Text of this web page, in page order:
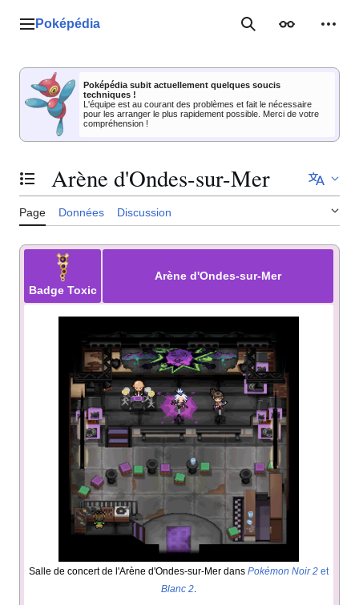
Menu principal
Poképédia RechercherApparence
Poképédia subit actuellement quelques soucis
techniques !
L'équipe est au courant des problèmes et fait le nécessaire
pour les arranger le plus rapidement possible. Merci de votre
compréhension !
Basculer la table des matières
Arène d'Ondes-sur-Mer
Page Données Discussion
BadgeToxic
Arène d'Ondes-sur-Mer
Salle de concert de l'Arène d'Ondes-sur-Mer dans Pokémon Noir 2 et
Blanc 2